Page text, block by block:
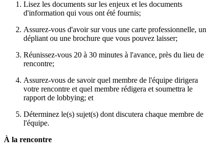
Lisez les documents sur les enjeux et les documents
d'information qui vous ont été fournis;
Assurez-vous d'avoir sur vous une carte professionnelle, un
dépliant ou une brochure que vous pouvez laisser;
Réunissez-vous 20 à 30 minutes à l'avance, près du lieu de
rencontre;
Assurez-vous de savoir quel membre de l'équipe dirigera
votre rencontre et quel membre rédigera et soumettra le
rapport de lobbying; et
Déterminez le(s) sujet(s) dont discutera chaque membre de
l'équipe.
À la rencontre